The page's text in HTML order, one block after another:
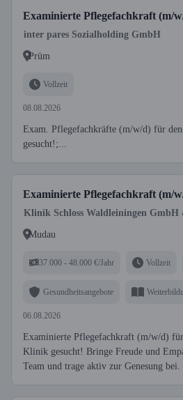
Examinierte Pflegefachkraft (m/
inter pares Sozialholding GmbH
Prüm
Vollzeit
08.08.2026
Exam. Pflegefachkräfte (m/w/d) für
gesucht!;...
Examinierte Pflegefachkraft (m/
Klinik Schloss Waldleiningen GmbH
Mudau
37.000 - 48.000 €/Jahr Vollzeit
Gesundheitsangebote
06.08.2026
Examinierte Pflegefachkraft (m/w/d) für
Klinik gesucht! Bringe Freude und
Team und trage aktiv zur Genesung bei.